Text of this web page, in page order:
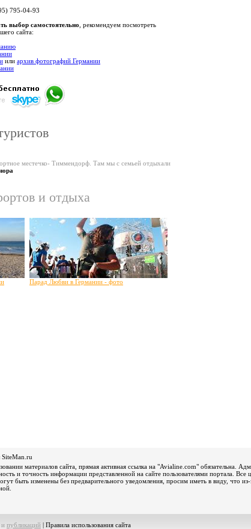
795-04-93
выбор самостоятельно , рекомендуем посмотреть
сайта:
или архив фотографий Германии
местечко- Тиммендорф. Там мы с семьей отдыхали
и отдыха
Парад Любви в Германии - фото
материалов сайта, прямая активная ссылка на "Avialine.com" обязательна.
и точность информации представленной на сайте пользователями портала. Все
быть изменены без предварительного уведомления, просим иметь в виду, что из-
и публикаций | Правила использования сайта